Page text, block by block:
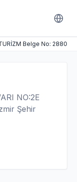
Belge No: 2880
NO:2E
Şehir